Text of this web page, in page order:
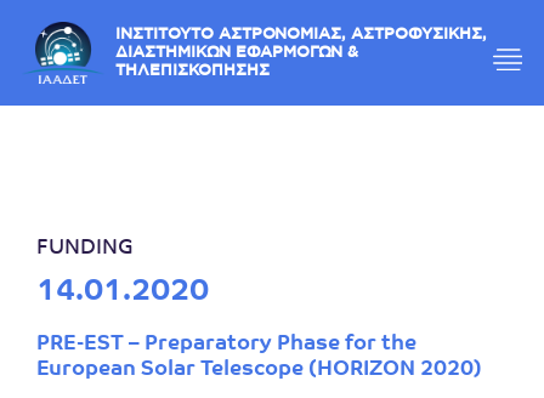
ΙΝΣΤΙΤΟΥΤΟ ΑΣΤΡΟΝΟΜΙΑΣ, ΑΣΤΡΟΦΥΣΙΚΗΣ,
ΔΙΑΣΤΗΜΙΚΩΝ ΕΦΑΡΜΟΓΩΝ &
ΤΗΛΕΠΙΣΚΟΠΗΣΗΣ
FUNDING
14.01.2020
PRE-EST – Preparatory Phase for the
European Solar Telescope (HORIZON 2020)